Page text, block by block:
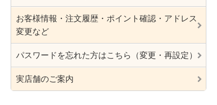
お客様情報・注文履歴・ポイント確認・アドレス
変更など
パスワードを忘れた方はこちら（変更・再設定）
実店舗のご案内